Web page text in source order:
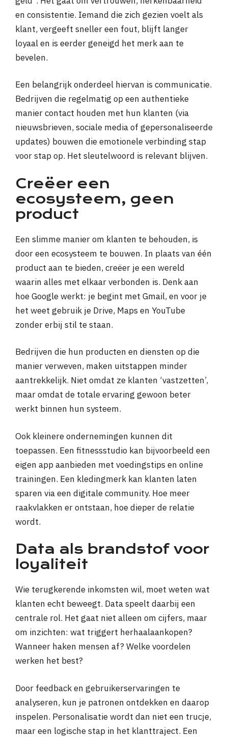
en consistentie. Iemand die zich gezien voelt als
klant, vergeeft sneller een fout, blijft langer
loyaal en is eerder geneigd het merk aan te
bevelen.
Een belangrijk onderdeel hiervan is communicatie.
Bedrijven die regelmatig op een authentieke
manier contact houden met hun klanten (via
nieuwsbrieven, sociale media of gepersonaliseerde
updates) bouwen die emotionele verbinding stap
voor stap op. Het sleutelwoord is relevant blijven.
Creëer een
ecosysteem, geen
product
Een slimme manier om klanten te behouden, is
door een ecosysteem te bouwen. In plaats van één
product aan te bieden, creëer je een wereld
waarin alles met elkaar verbonden is. Denk aan
hoe Google werkt: je begint met Gmail, en voor je
het weet gebruik je Drive, Maps en YouTube
zonder erbij stil te staan.
Bedrijven die hun producten en diensten op die
manier verweven, maken uitstappen minder
aantrekkelijk. Niet omdat ze klanten ‘vastzetten’,
maar omdat de totale ervaring gewoon beter
werkt binnen hun systeem.
Ook kleinere ondernemingen kunnen dit
toepassen. Een fitnessstudio kan bijvoorbeeld een
eigen app aanbieden met voedingstips en online
trainingen. Een kledingmerk kan klanten laten
sparen via een digitale community. Hoe meer
raakvlakken er ontstaan, hoe dieper de relatie
wordt.
Data als brandstof voor
loyaliteit
Wie terugkerende inkomsten wil, moet weten wat
klanten echt beweegt. Data speelt daarbij een
centrale rol. Het gaat niet alleen om cijfers, maar
om inzichten: wat triggert herhaalaankopen?
Wanneer haken mensen af? Welke voordelen
werken het best?
Door feedback en gebruikerservaringen te
analyseren, kun je patronen ontdekken en daarop
inspelen. Personalisatie wordt dan niet een trucje,
maar een logische stap in het klanttraject. Een